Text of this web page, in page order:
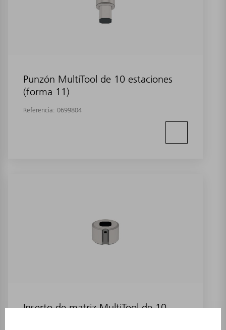
Punzón MultiTool de 10 estaciones
(forma 11)
Referencia: 0699804
Inserto de matriz MultiTool de 10